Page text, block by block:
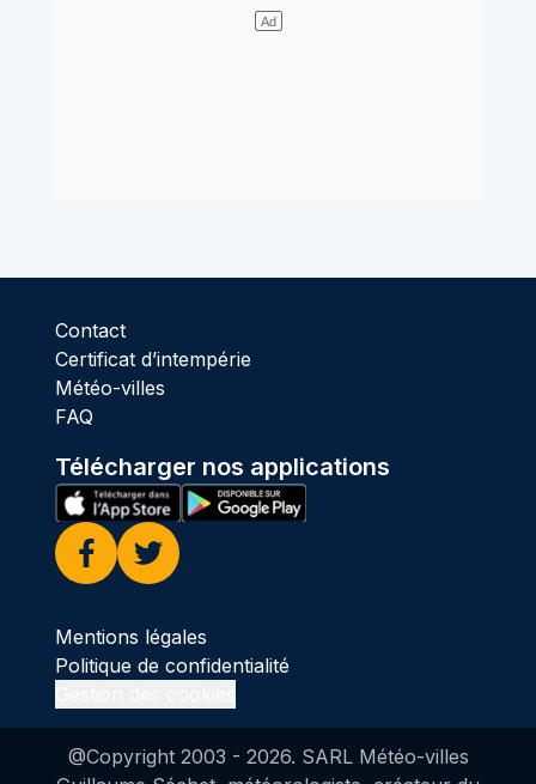
Contact
Certificat d’intempérie
Météo-villes
FAQ
Télécharger nos applications
Facebook
Twitter
Mentions légales
Politique de confidentialité
@Copyright 2003 - 2026. SARL Météo-villes